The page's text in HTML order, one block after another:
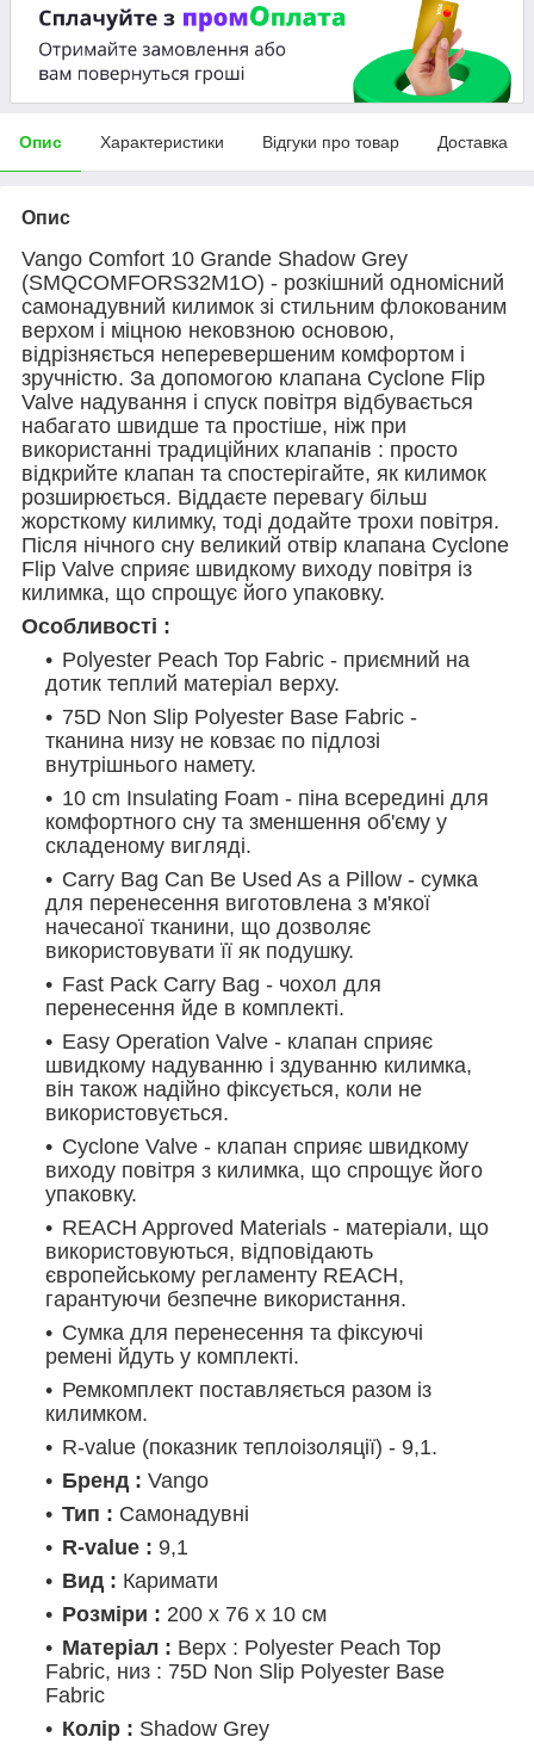
Опис Характеристики Відгуки про товар Доставка
Опис
Vango Comfort 10 Grande Shadow Grey
(SMQCOMFORS32M1O) - розкішний одномісний
самонадувний килимок зі стильним флокованим
верхом і міцною нековзною основою,
відрізняється неперевершеним комфортом і
зручністю. За допомогою клапана Cyclone Flip
Valve надування і спуск повітря відбувається
набагато швидше та простіше, ніж при
використанні традиційних клапанів : просто
відкрийте клапан та спостерігайте, як килимок
розширюється. Віддаєте перевагу більш
жорсткому килимку, тоді додайте трохи повітря.
Після нічного сну великий отвір клапана Cyclone
Flip Valve сприяє швидкому виходу повітря із
килимка, що спрощує його упаковку.
Особливості :
Polyester Peach Top Fabric - приємний на
дотик теплий матеріал верху.
75D Non Slip Polyester Base Fabric -
тканина низу не ковзає по підлозі
внутрішнього намету.
10 cm Insulating Foam - піна всередині для
комфортного сну та зменшення об'єму у
складеному вигляді.
Carry Bag Can Be Used As a Pillow - сумка
для перенесення виготовлена з м'якої
начесаної тканини, що дозволяє
використовувати її як подушку.
Fast Pack Carry Bag - чохол для
перенесення йде в комплекті.
Easy Operation Valve - клапан сприяє
швидкому надуванню і здуванню килимка,
він також надійно фіксується, коли не
використовується.
Cyclone Valve - клапан сприяє швидкому
виходу повітря з килимка, що спрощує його
упаковку.
REACH Approved Materials - матеріали, що
використовуються, відповідають
європейському регламенту REACH,
гарантуючи безпечне використання.
Сумка для перенесення та фіксуючі
ремені йдуть у комплекті.
Ремкомплект поставляється разом із
килимком.
R-value (показник теплоізоляції) - 9,1.
Бренд : Vango
Тип : Самонадувні
R-value : 9,1
Вид : Каримати
Розміри : 200 x 76 x 10 см
Матеріал : Верх : Polyester Peach Top
Fabric, низ : 75D Non Slip Polyester Base
Fabric
Колір : Shadow Grey